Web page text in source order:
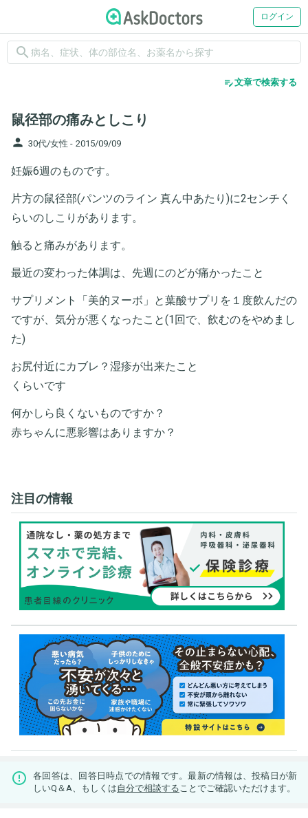
ログイン
search
edit_note文章で検索する
鼠径部の痛みとしこり
person 30代/女性 - 2015/09/09
妊娠6週のものです。
片方の鼠径部(パンツのライン 真ん中あたり)に2センチく
らいのしこりがあります。
触ると痛みがあります。
最近の変わった体調は、先週にのどが痛かったこと
サプリメント「美的ヌーボ」と葉酸サプリを１度飲んだの
ですが、気分が悪くなったこと(1回で、飲むのをやめまし
た)
お尻付近にカブレ？湿疹が出来たこと
くらいです
何かしら良くないものですか？
赤ちゃんに悪影響はありますか？
注目の情報
各回答は、回答日時点での情報です。最新の情報は、投稿日が新
しいQ＆A、もしくは自分で相談する ことでご確認いただけます。